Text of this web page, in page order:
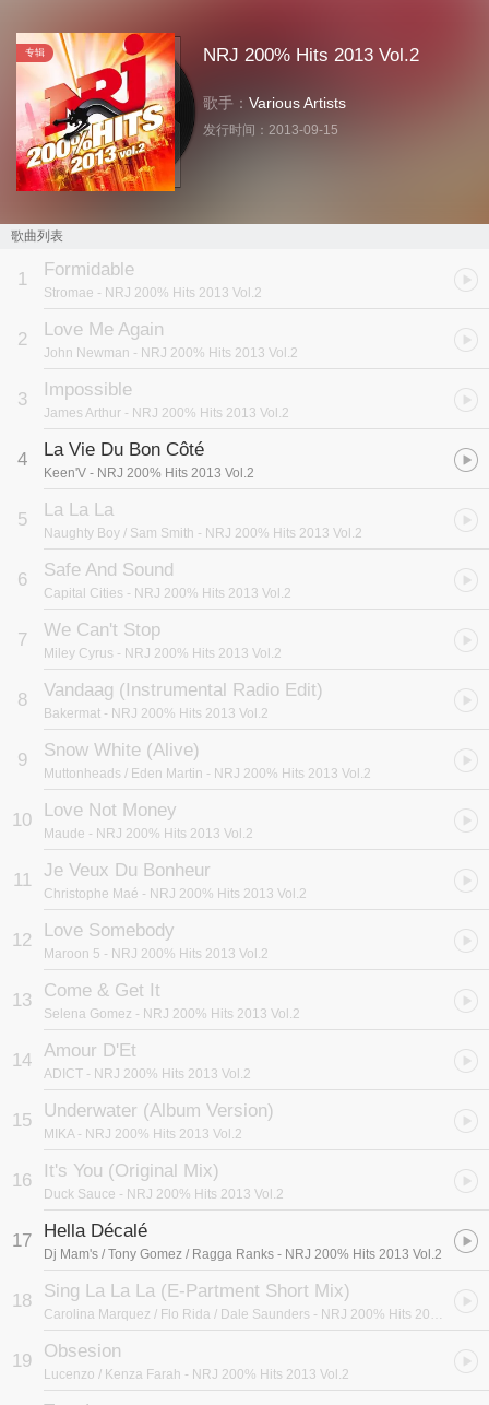
专辑 NRJ 200% Hits 2013 Vol.2
歌手： Various Artists
发行时间： 2013-09-15
歌曲列表
1 Formidable
Stromae - NRJ 200% Hits 2013 Vol.2
2 Love Me Again
John Newman - NRJ 200% Hits 2013 Vol.2
3 Impossible
James Arthur - NRJ 200% Hits 2013 Vol.2
4 La Vie Du Bon Côté
Keen'V - NRJ 200% Hits 2013 Vol.2
5 La La La
Naughty Boy / Sam Smith - NRJ 200% Hits 2013 Vol.2
6 Safe And Sound
Capital Cities - NRJ 200% Hits 2013 Vol.2
7 We Can't Stop
Miley Cyrus - NRJ 200% Hits 2013 Vol.2
8 Vandaag (Instrumental Radio Edit)
Bakermat - NRJ 200% Hits 2013 Vol.2
9 Snow White (Alive)
Muttonheads / Eden Martin - NRJ 200% Hits 2013 Vol.2
10 Love Not Money
Maude - NRJ 200% Hits 2013 Vol.2
11 Je Veux Du Bonheur
Christophe Maé - NRJ 200% Hits 2013 Vol.2
12 Love Somebody
Maroon 5 - NRJ 200% Hits 2013 Vol.2
13 Come & Get It
Selena Gomez - NRJ 200% Hits 2013 Vol.2
14 Amour D'Et
ADICT - NRJ 200% Hits 2013 Vol.2
15 Underwater (Album Version)
MIKA- NRJ 200% Hits 2013 Vol.2
16 It's You (Original Mix)
Duck Sauce - NRJ 200% Hits 2013 Vol.2
17 Hella Décalé
Dj Mam's / Tony Gomez / Ragga Ranks - NRJ 200% Hits 2013 Vol.2
18 Sing La La La (E-Partment Short Mix)
Carolina Marquez / Flo Rida / Dale Saunders - NRJ 200% Hits 2013 Vol.2
19 Obsesion
Lucenzo / Kenza Farah - NRJ 200% Hits 2013 Vol.2